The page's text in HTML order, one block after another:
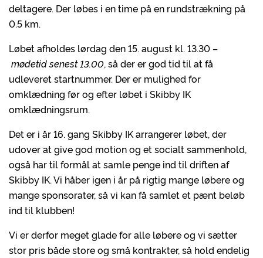
deltagere. Der løbes i en time på en rundstrækning på
0.5 km.
Løbet afholdes lørdag den 15. august kl. 13.30 –
mødetid senest 13.00, så der er god tid til at få
udleveretstartnummer. Der er mulighed for
omklædning før og efter løbet i Skibby IK
omklædningsrum.
Det er i år 16. gang Skibby IK arrangerer løbet, der
udover at give god motion og et socialt sammenhold,
også har til formål at samle penge ind til driften af
Skibby IK. Vi håber igen i år på rigtig mange løbere og
mange sponsorater, så vi kan få samlet et pænt beløb
ind til klubben!
Vi er derfor meget glade for alle løbere og vi sætter
stor pris bådestore og små kontrakter, så hold endelig